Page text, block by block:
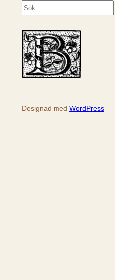
S
k
Designad med WordPress